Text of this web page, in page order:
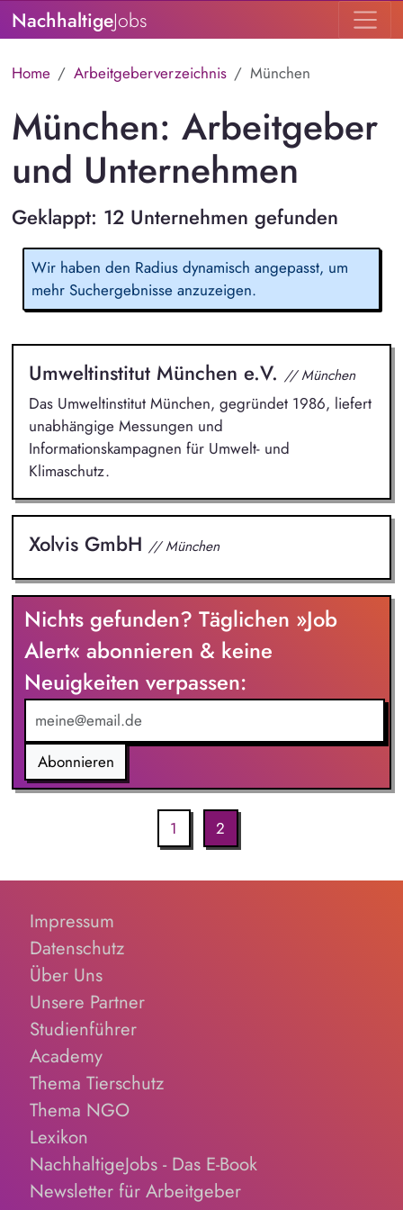
NachhaltigeJobs
Home Arbeitgeberverzeichnis München
München: Arbeitgeber
und Unternehmen
Geklappt: 12 Unternehmen gefunden
Wir haben den Radius dynamisch angepasst, um
mehr Suchergebnisse anzuzeigen.
Umweltinstitut München e.V. // München
Das Umweltinstitut München, gegründet 1986, liefert
unabhängige Messungen und
Informationskampagnen für Umwelt- und
Klimaschutz.
Xolvis GmbH // München
Nichts gefunden? Täglichen »Job
Alert« abonnieren & keine
Neuigkeiten verpassen:
Abonnieren
1 2
Impressum
Datenschutz
Über Uns
Unsere Partner
Studienführer
Academy
Thema Tierschutz
Thema NGO
Lexikon
NachhaltigeJobs - Das E-Book
Newsletter für Arbeitgeber